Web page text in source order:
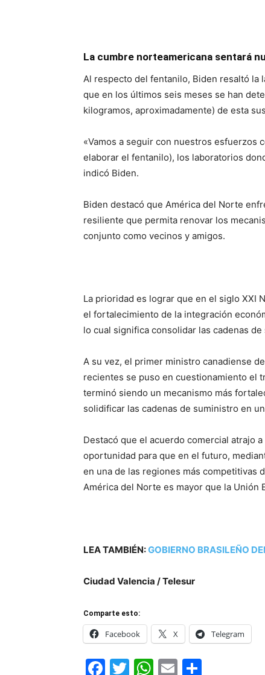
La cumbre norteamericana sentará
Al respecto del fentanilo, Biden resaltó la
que en los últimos seis meses se han
kilogramos, aproximadamente) de esta
«Vamos a seguir con nuestros esfuerzos
elaborar el fentanilo), los laboratorios
indicó Biden.
Biden destacó que América del Norte
resiliente que permita renovar los
conjunto como vecinos y amigos.
La prioridad es lograr que en el siglo XXI
el fortalecimiento de la integración
lo cual significa consolidar las cadenas
A su vez, el primer ministro canadiense
recientes se puso en cuestionamiento el
terminó siendo un mecanismo más
solidificar las cadenas de suministro en
Destacó que el acuerdo comercial atrajo
oportunidad para que en el futuro,
en una de las regiones más competitivas
América del Norte es mayor que la Unión
LEA TAMBIÉN:GOBIERNO BRASILEÑO
Ciudad Valencia / Telesur
Comparte esto:
Facebook X Telegram
Facebook
Twitter
WhatsApp
Email